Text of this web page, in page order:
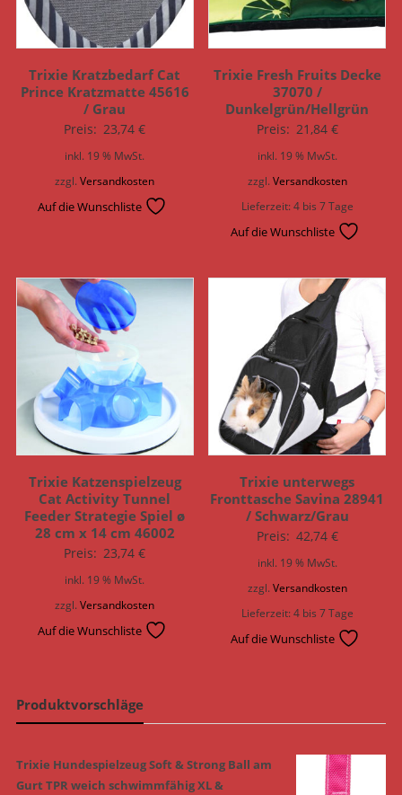
Trixie Kratzbedarf Cat
Prince Kratzmatte 45616
/ Grau
Preis: 23,74€
inkl. 19 % MwSt.
zzgl.Versandkosten
Auf die Wunschliste
Trixie Fresh Fruits Decke
37070 /
Dunkelgrün/Hellgrün
Preis: 21,84 €
inkl. 19 % MwSt.
zzgl. Versandkosten
Lieferzeit:4 bis 7 Tage
Auf die Wunschliste
Trixie Katzenspielzeug
Cat Activity Tunnel
Feeder Strategie Spiel ø
28 cm x 14 cm 46002
Preis: 23,74€
inkl. 19 % MwSt.
zzgl.Versandkosten
Auf die Wunschliste
Trixie unterwegs
Fronttasche Savina 28941
/ Schwarz/Grau
Preis: 42,74 €
inkl. 19 % MwSt.
zzgl. Versandkosten
Lieferzeit:4 bis 7 Tage
Auf die Wunschliste
Produktvorschläge
Trixie Hundespielzeug Soft & Strong Ball am
Gurt TPR weich schwimmfähig XL &